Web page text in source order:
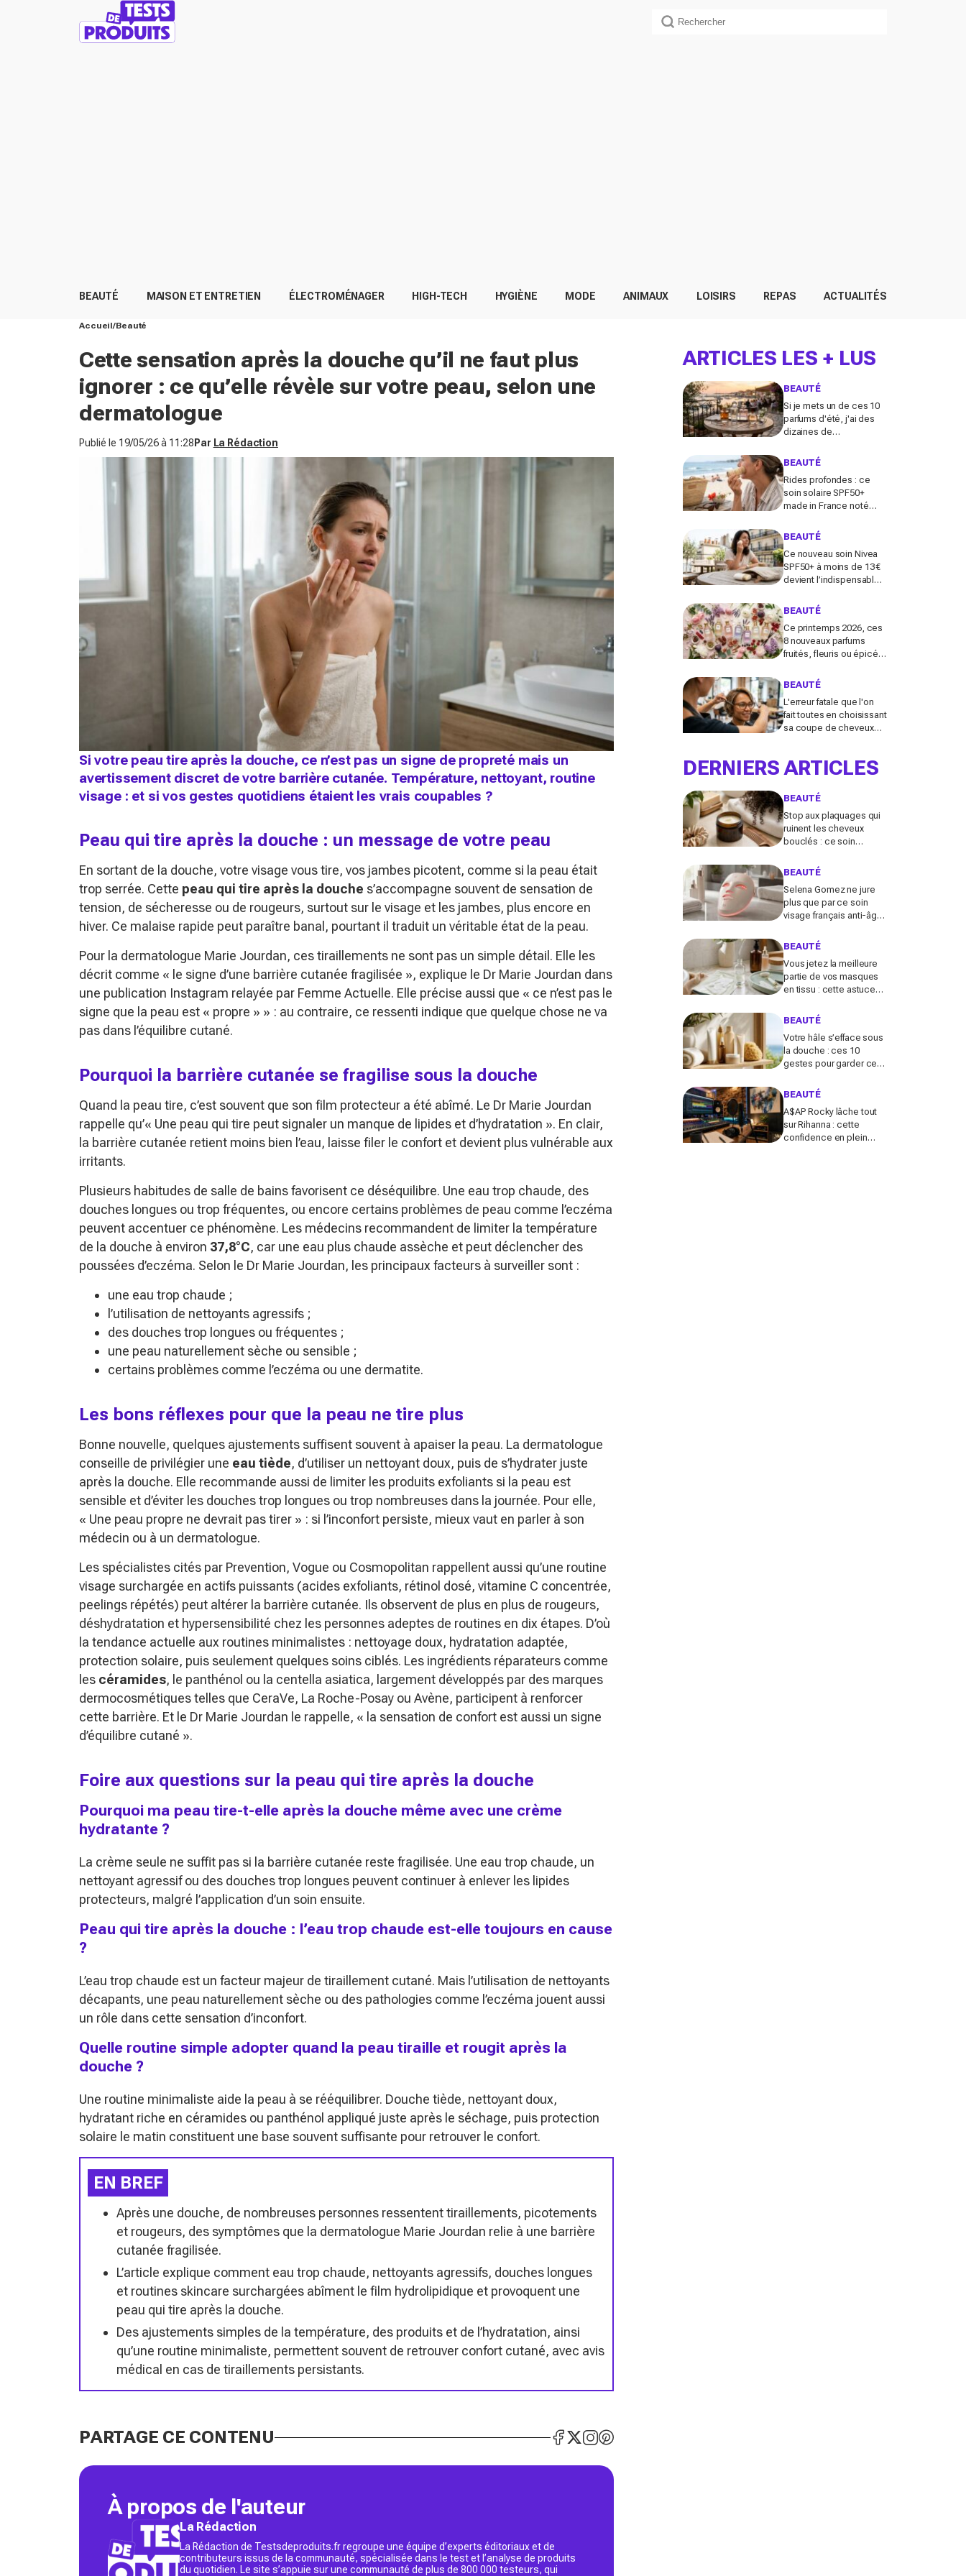
BEAUTÉ MAISON ET ENTRETIEN ÉLECTROMÉNAGER HIGH-TECH HYGIÈNE MODE ANIMAUX LOISIRS REPAS ACTUALITÉS
Accueil Beauté
Cette sensation après la douche qu’il ne faut plus
ignorer : ce qu’elle révèle sur votre peau, selon une
dermatologue
Publié le 19/05/26 à 11:28 Par La Rédaction
Si votre peau tire après la douche, ce n’est pas un signe de propreté mais un
avertissement discret de votre barrière cutanée. Température, nettoyant, routine
visage : et si vos gestes quotidiens étaient les vrais coupables ?
Peau qui tire après la douche : un message de votre peau
En sortant de la douche, votre visage vous tire, vos jambes picotent, comme si la peau était
trop serrée. Cette peau qui tire après la douche s’accompagne souvent de sensation de
tension, de sécheresse ou de rougeurs, surtout sur le visage et les jambes, plus encore en
hiver. Ce malaise rapide peut paraître banal, pourtant il traduit un véritable état de la peau.
Pour la dermatologue Marie Jourdan, ces tiraillements ne sont pas un simple détail. Elle les
décrit comme « le signe d’une barrière cutanée fragilisée », explique le Dr Marie Jourdan dans
une publication Instagram relayée par Femme Actuelle. Elle précise aussi que « ce n’est pas le
signe que la peau est « propre » » : au contraire, ce ressenti indique que quelque chose ne va
pas dans l’équilibre cutané.
Pourquoi la barrière cutanée se fragilise sous la douche
Quand la peau tire, c’est souvent que son film protecteur a été abîmé. Le Dr Marie Jourdan
rappelle qu’« Une peau qui tire peut signaler un manque de lipides et d’hydratation ». En clair,
la barrière cutanée retient moins bien l’eau, laisse filer le confort et devient plus vulnérable aux
irritants.
Plusieurs habitudes de salle de bains favorisent ce déséquilibre. Une eau trop chaude, des
douches longues ou trop fréquentes, ou encore certains problèmes de peau comme l’eczéma
peuvent accentuer ce phénomène. Les médecins recommandent de limiter la température
de la douche à environ 37,8°C, car une eau plus chaude assèche et peut déclencher des
poussées d’eczéma. Selon le Dr Marie Jourdan, les principaux facteurs à surveiller sont :
une eau trop chaude ;
l’utilisation de nettoyants agressifs ;
des douches trop longues ou fréquentes ;
une peau naturellement sèche ou sensible ;
certains problèmes comme l’eczéma ou une dermatite.
Les bons réflexes pour que la peau ne tire plus
Bonne nouvelle, quelques ajustements suffisent souvent à apaiser la peau. La dermatologue
conseille de privilégier une eau tiède, d’utiliser un nettoyant doux, puis de s’hydrater juste
après la douche. Elle recommande aussi de limiter les produits exfoliants si la peau est
sensible et d’éviter les douches trop longues ou trop nombreuses dans la journée. Pour elle,
« Une peau propre ne devrait pas tirer » : si l’inconfort persiste, mieux vaut en parler à son
médecin ou à un dermatologue.
Les spécialistes cités par Prevention, Vogue ou Cosmopolitan rappellent aussi qu’une routine
visage surchargée en actifs puissants (acides exfoliants, rétinol dosé, vitamine C concentrée,
peelings répétés) peut altérer la barrière cutanée. Ils observent de plus en plus de rougeurs,
déshydratation et hypersensibilité chez les personnes adeptes de routines en dix étapes. D’où
la tendance actuelle aux routines minimalistes : nettoyage doux, hydratation adaptée,
protection solaire, puis seulement quelques soins ciblés. Les ingrédients réparateurs comme
les céramides, le panthénol ou la centella asiatica, largement développés par des marques
dermocosmétiques telles que CeraVe, La Roche-Posay ou Avène, participent à renforcer
cette barrière. Et le Dr Marie Jourdan le rappelle, « la sensation de confort est aussi un signe
d’équilibre cutané ».
Foire aux questions sur la peau qui tire après la douche
Pourquoi ma peau tire-t-elle après la douche même avec une crème
hydratante ?
La crème seule ne suffit pas si la barrière cutanée reste fragilisée. Une eau trop chaude, un
nettoyant agressif ou des douches trop longues peuvent continuer à enlever les lipides
protecteurs, malgré l’application d’un soin ensuite.
Peau qui tire après la douche : l’eau trop chaude est-elle toujours en cause
?
L’eau trop chaude est un facteur majeur de tiraillement cutané. Mais l’utilisation de nettoyants
décapants, une peau naturellement sèche ou des pathologies comme l’eczéma jouent aussi
un rôle dans cette sensation d’inconfort.
Quelle routine simple adopter quand la peau tiraille et rougit après la
douche ?
Une routine minimaliste aide la peau à se rééquilibrer. Douche tiède, nettoyant doux,
hydratant riche en céramides ou panthénol appliqué juste après le séchage, puis protection
solaire le matin constituent une base souvent suffisante pour retrouver le confort.
EN BREF
Après une douche, de nombreuses personnes ressentent tiraillements, picotements
et rougeurs, des symptômes que la dermatologue Marie Jourdan relie à une barrière
cutanée fragilisée.
L’article explique comment eau trop chaude, nettoyants agressifs, douches longues
et routines skincare surchargées abîment le film hydrolipidique et provoquent une
peau qui tire après la douche.
Des ajustements simples de la température, des produits et de l’hydratation, ainsi
qu’une routine minimaliste, permettent souvent de retrouver confort cutané, avec avis
médical en cas de tiraillements persistants.
PARTAGE CE CONTENU
À propos de l'auteur
La Rédaction
La Rédaction de Testsdeproduits.fr regroupe une équipe d’experts éditoriaux et de
contributeurs issus de la communauté, spécialisée dans le test et l’analyse de produits
du quotidien. Le site s’appuie sur une communauté de plus de 800 000 testeurs, qui
ARTICLES LES + LUS
BEAUTÉ
Si je mets un de ces 10
parfums d'été, j'ai des
dizaines de
journée
BEAUTÉ
Rides profondes : ce
soin solaire SPF50+
made in France noté
de freiner leur apparition
BEAUTÉ
Ce nouveau soin Nivea
SPF50+ à moins de 13 €
devient l’indispensable
pour éviter les dégâts du
BEAUTÉ
Ce printemps 2026, ces
8 nouveaux parfums
fruités, fleuris ou épicés
Guerlain vont booster
BEAUTÉ
L'erreur fatale que l'on
fait toutes en choisissant
sa coupe de cheveux
DERNIERS ARTICLES
BEAUTÉ
Stop aux plaquages qui
ruinent les cheveux
bouclés : ce soin
Secrets de Loly fait la
BEAUTÉ
Selena Gomez ne jure
plus que par ce soin
visage français anti-âge :
LED à près de 700 €
BEAUTÉ
Vous jetez la meilleure
partie de vos masques
en tissu : cette astuce
reste de soin en vrai
BEAUTÉ
Votre hâle s’efface sous
la douche : ces 10
gestes pour garder ce
sans abîmer votre peau
BEAUTÉ
A$AP Rocky lâche tout
sur Rihanna : cette
confidence en plein